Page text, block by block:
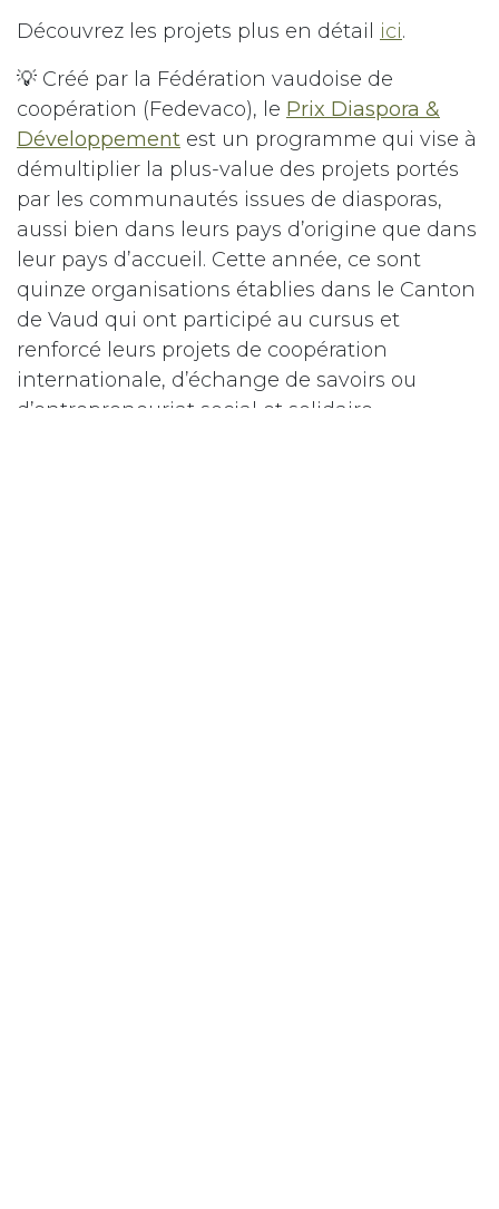
Découvrez les projets plus en détail ici.
💡 Créé par la Fédération vaudoise de
coopération (Fedevaco), le Prix Diaspora &
Développement est un programme qui vise à
démultiplier la plus-value des projets portés
par les communautés issues de diasporas,
aussi bien dans leurs pays d’origine que dans
leur pays d’accueil. Cette année, ce sont
quinze organisations établies dans le Canton
de Vaud qui ont participé au cursus et
renforcé leurs projets de coopération
internationale, d’échange de savoirs ou
d’entrepreneuriat social et solidaire.